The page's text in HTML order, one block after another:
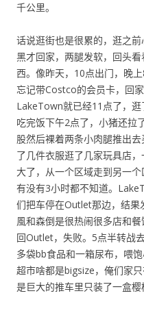
千公里。
话说逛街也是很累的，逛之
黑才回家，两腿发软，回头
西。像昨天，10点出门，晚
忘记带Costco的会员卡，回
LakeTown就已经11点了，逛
吃完饭下午2点了，小猪还拉
股然后裸着两条小肉腿推出
了几件衣服逛了几家玩具店
大了，从一个区域走到另一
有没有3小时都不知道。
们把车停在Outlet那边，结果
風和森倒是很热闹很多店和
回Outlet，失败。5点半转战
多袋bb食品和一箱尿布，喂
超市啥都是bigsize，俺们家
是巨大的推车里只装了一盒樱